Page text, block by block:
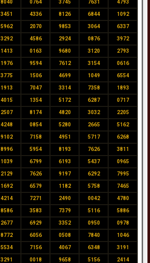
8040 0764 3745 7631 4793
3451 4336 8126 6844 1092
5962 2070 9853 3064 6337
3292 4586 2924 0876 3972
1413 0163 9680 3120 2793
1976 9594 7612 3154 0616
3775 1506 4699 1049 6554
1913 7047 3314 7358 1893
4015 1354 5172 6287 0717
2507 8174 4820 3032 2205
4248 0854 5280 2665 5162
9102 7158 4951 5717 6268
8996 5954 8193 7626 3811
1039 6799 6193 5437 0965
2129 7626 9197 6292 7995
1692 6579 1182 5758 7465
4214 7271 2490 0042 4780
8586 3583 7379 5116 5886
2677 6929 3352 0950 0978
8772 6056 0508 7840 1046
5534 7156 4067 6348 3191
3291 0018 9658 5156 2414